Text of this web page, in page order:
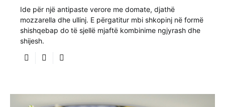
Ide për një antipaste verore me domate, djathë
mozzarella dhe ullinj. E përgatitur mbi shkopinj në formë
shishqebap do të sjellë mjaftë kombinime ngjyrash dhe
shijesh.